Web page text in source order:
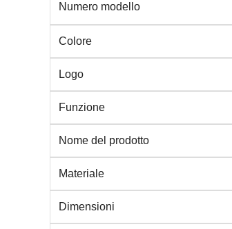
Numero modello
Colore
Logo
Funzione
Nome del prodotto
Materiale
Dimensioni